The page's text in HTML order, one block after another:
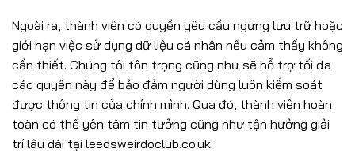
Ngoài ra, thành viên có quyền yêu cầu ngưng lưu trữ hoặc
giới hạn việc sử dụng dữ liệu cá nhân nếu cảm thấy không
cần thiết. Chúng tôi tôn trọng cũng như sẽ hỗ trợ tối đa
các quyền này để bảo đảm người dùng luôn kiểm soát
được thông tin của chính mình. Qua đó, thành viên hoàn
toàn có thể yên tâm tin tưởng cũng như tận hưởng giải
trí lâu dài tại leedsweirdoclub.co.uk.